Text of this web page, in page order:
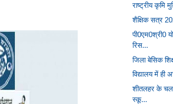
राष्ट्रीय कृमि
शैक्षिक सत्र
पी0एम0श्री0
रिस...
जिला बेसिक
विद्यालय में ही
शीतलहर के
स्कू...